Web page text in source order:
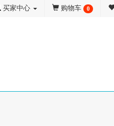
买家中心 购物车 0